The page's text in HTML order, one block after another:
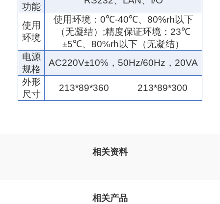
功能
使用
环境
使用环境： 0℃-40℃、 80%rh以下
（无凝结） ;精度保证环境： 23℃
±5℃、 80%rh以下（无凝结）
电源
规格
AC220V±10% ， 50Hz/60Hz ， 20VA
外形
尺寸
213*89*360 213*89*300
相关资料
相关产品